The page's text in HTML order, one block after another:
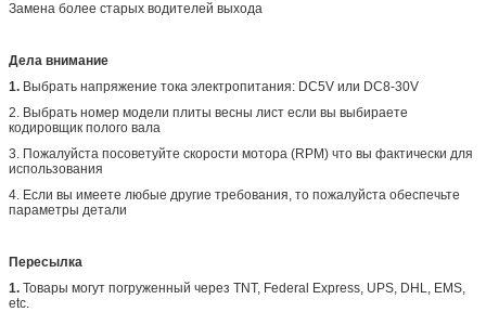
Замена более старых водителей выхода
Дела внимание
1. Выбрать напряжение тока электропитания: DC5V или DC8-30V
2. Выбрать номер модели плиты весны лист если вы выбираете
кодировщик полого вала
3. Пожалуйста посоветуйте скорости мотора (RPM) что вы фактически для
использования
4. Если вы имеете любые другие требования, то пожалуйста обеспечьте
параметры детали
Пересылка
1. Товары могут погруженный через TNT, Federal Express, UPS, DHL, EMS,
etc.